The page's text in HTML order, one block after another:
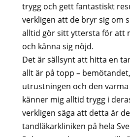
trygg och gett fantastiskt
verkligen att de bryr sig om
alltid gör sitt yttersta för att
och känna sig nöjd.
Det är sällsynt att hitta en
allt är på topp –
utrustningen och den varma
känner mig alltid trygg i
verkligen säga att detta är
tandläkarkliniken på hela